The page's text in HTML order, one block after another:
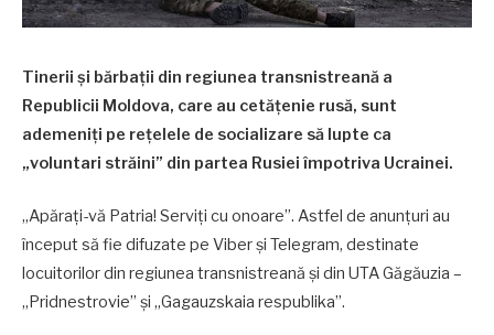
Tinerii și bărbații din regiunea transnistreană a
Republicii Moldova, care au cetățenie rusă, sunt
ademeniți pe rețelele de socializare să lupte ca
„voluntari străini” din partea Rusiei împotriva Ucrainei.
„Apărați-vă Patria! Serviți cu onoare”. Astfel de anunțuri au
început să fie difuzate pe Viber și Telegram, destinate
locuitorilor din regiunea transnistreană și din UTA Găgăuzia –
„Pridnestrovie” și „Gagauzskaia respublika”.